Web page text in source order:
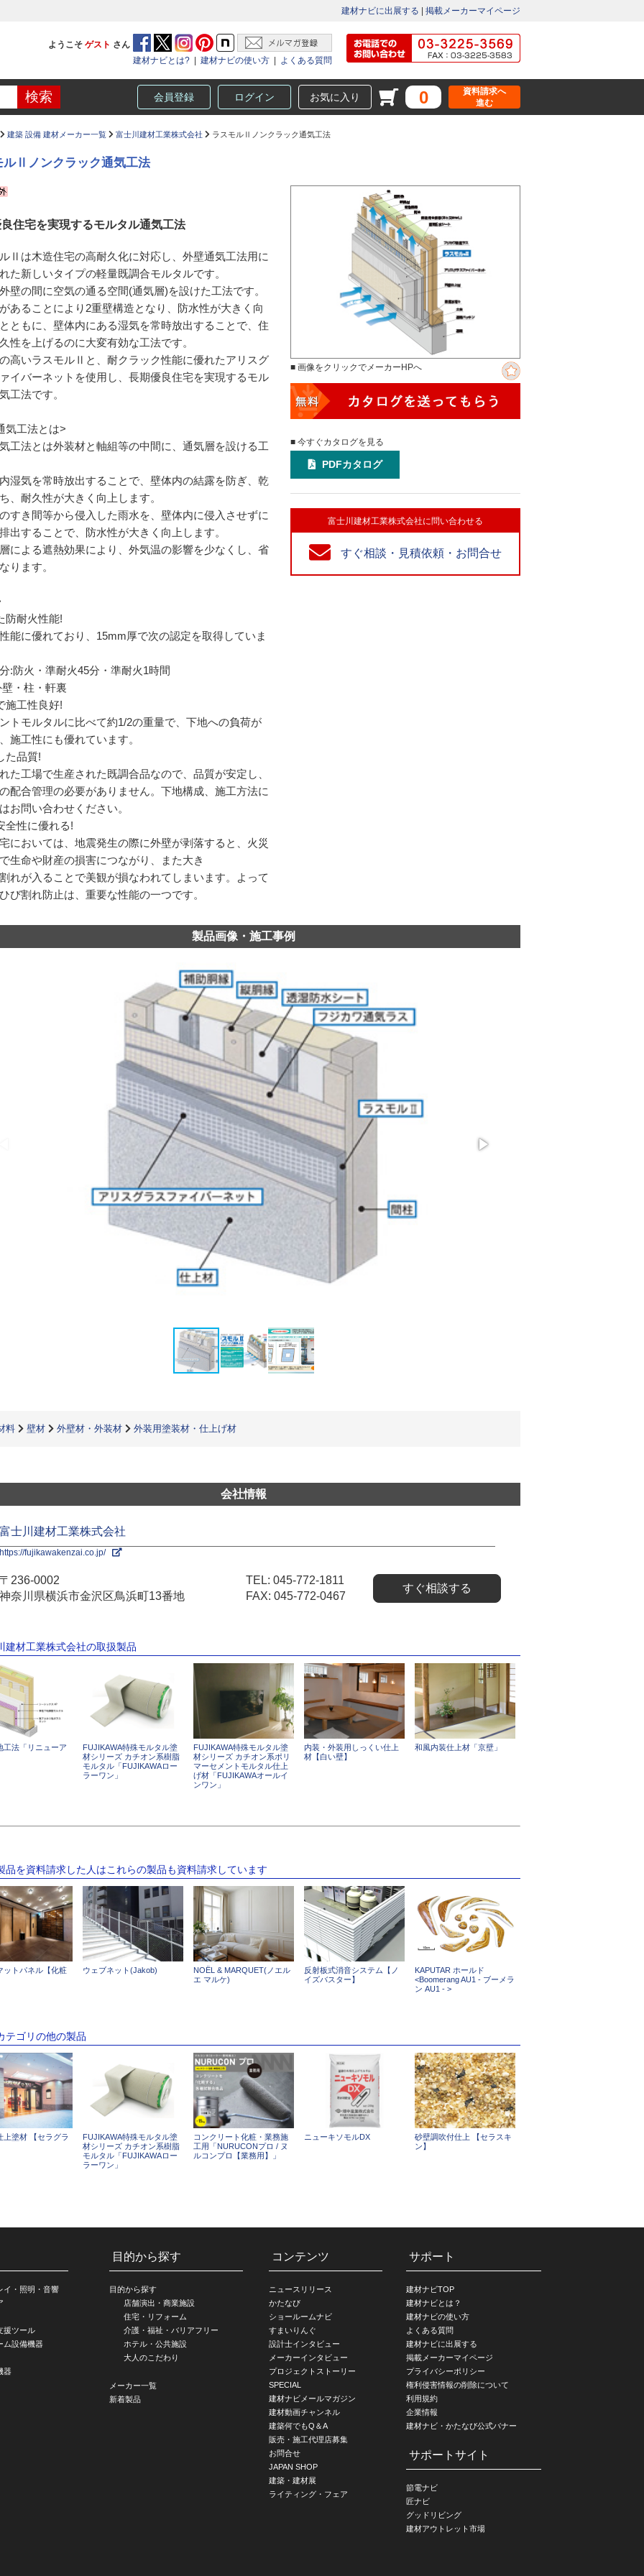
建材ナビに出展する 掲載メーカーマイページ
ようこそ ゲスト さん
建材ナビとは?
建材ナビの使い方 よくある質問
会員登録 ログイン お気に入り 0
資料請求へ
進む
建築 設備 建材メーカー一覧 富士川建材工業株式会社 ラスモルⅡノンクラック通気工法
ルⅡノンクラック通気工法
住宅を実現するモルタル通気工法
Ⅱは木造住宅の高耐久化に対応し、外壁通気工法用に
た新しいタイプの軽量既調合モルタルです。
壁の間に空気の通る空間(通気層)を設けた工法です。
あることにより2重壁構造となり、防水性が大きく向
ともに、壁体内にある湿気を常時放出することで、住
性を上げるのに大変有効な工法です。
高いラスモルⅡと、耐クラック性能に優れたアリスグ
イバーネットを使用し、長期優良住宅を実現するモル
工法です。
気工法とは>
工法とは外装材と軸組等の中間に、通気層を設ける工
湿気を常時放出することで、壁体内の結露を防ぎ、乾
、耐久性が大きく向上します。
すき間等から侵入した雨水を、壁体内に侵入させずに
出することで、防水性が大きく向上します。
による遮熱効果により、外気温の影響を少なくし、省
ります。
防耐火性能!
能に優れており、15mm厚で次の認定を取得していま
:防火・準耐火45分・準耐火1時間
・柱・軒裏
施工性良好!
トモルタルに比べて約1/2の重量で、下地への負荷が
施工性にも優れています。
た品質!
た工場で生産された既調合品なので、品質が安定し、
配合管理の必要がありません。下地構成、施工方法に
お問い合わせください。
全性に優れる!
においては、地震発生の際に外壁が剥落すると、火災
生命や財産の損害につながり、また大き
れが入ることで美観が損なわれてしまいます。よって
び割れ防止は、重要な性能の一つです。
■ 画像をクリックでメーカーHPへ
■ 今すぐカタログを見る
PDFカタログ
富士川建材工業株式会社に問い合わせる
すぐ相談・見積依頼・お問合せ
製品画像・施工事例
料 壁材 外壁材・外装材 外装用塗装材・仕上げ材
会社情報
富士川建材工業株式会社
https://fujikawakenzai.co.jp/
〒236-0002
神奈川県横浜市金沢区鳥浜町13番地
TEL: 045-772-1811
FAX: 045-772-0467
すぐ相談する
建材工業株式会社の取扱製品
工法「リニューア
FUJIKAWA特殊モルタル塗
材シリーズ カチオン系樹脂
モルタル「FUJIKAWAロー
ラーワン」
FUJIKAWA特殊モルタル塗
材シリーズ カチオン系ポリ
マーセメントモルタル仕上
げ材「FUJIKAWAオールイ
ンワン」
内装・外装用しっくい仕上
材【白い壁】
和風内装仕上材「京壁」
品を資料請求した人はこれらの製品も資料請求しています
ットパネル【化粧 ウェブネット(Jakob)
NOËL & MARQUET(ノエル
エ マルケ)
反射板式消音システム【ノ
イズバスター】
KAPUTAR ホールド
<Boomerang AU1 - ブーメラ
ン AU1 - >
テゴリの他の製品
上塗材 【セラグラ
FUJIKAWA特殊モルタル塗
材シリーズ カチオン系樹脂
モルタル「FUJIKAWAロー
ラーワン」
コンクリート化粧・業務施
工用「NURUCONプロ / ヌ
ルコンプロ【業務用】」
ニューキソモルDX
砂壁調吹付仕上 【セラスキ
ン】
イ・照明・音響
援ツール
ム設備機器
器
目的から探す
目的から探す
店舗演出・商業施設
住宅・リフォーム
介護・福祉・バリアフリー
ホテル・公共施設
大人のこだわり
メーカー一覧
新着製品
コンテンツ
ニュースリリース
かたなび
ショールームナビ
すまいりんぐ
設計士インタビュー
メーカーインタビュー
プロジェクトストーリー
SPECIAL
建材ナビメールマガジン
建材動画チャンネル
建築何でもQ＆A
販売・施工代理店募集
お問合せ
JAPAN SHOP
建築・建材展
ライティング・フェア
サポート
建材ナビTOP
建材ナビとは？
建材ナビの使い方
よくある質問
建材ナビに出展する
掲載メーカーマイページ
プライバシーポリシー
権利侵害情報の削除について
利用規約
企業情報
建材ナビ・かたなび公式バナー
サポートサイト
節電ナビ
匠ナビ
グッドリビング
建材アウトレット市場